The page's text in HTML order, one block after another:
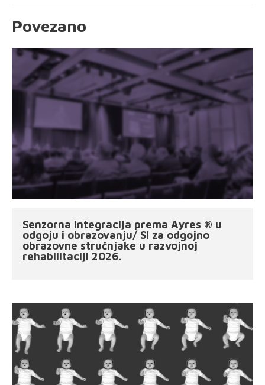
Povezano
Senzorna integracija prema Ayres ® u
odgoju i obrazovanju/ SI za odgojno
obrazovne stručnjake u razvojnoj
rehabilitaciji 2026.